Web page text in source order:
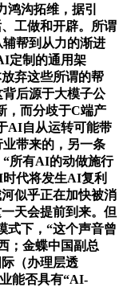
鸿沟拓维，据引
工做和开辟。所谓
帮到从力的渐进
定制的通用架
弃这些所谓的帮
后源于大模子公
，而分歧于C端产
AI自从运转可能带
带来的，另一条
所有AI的动做施行
代将发生AI复利
似乎正在加快被消
天会提前到来。但
式下，“这个声音曾
；金蝶中国副总
（办理层透
能否具有“AI-